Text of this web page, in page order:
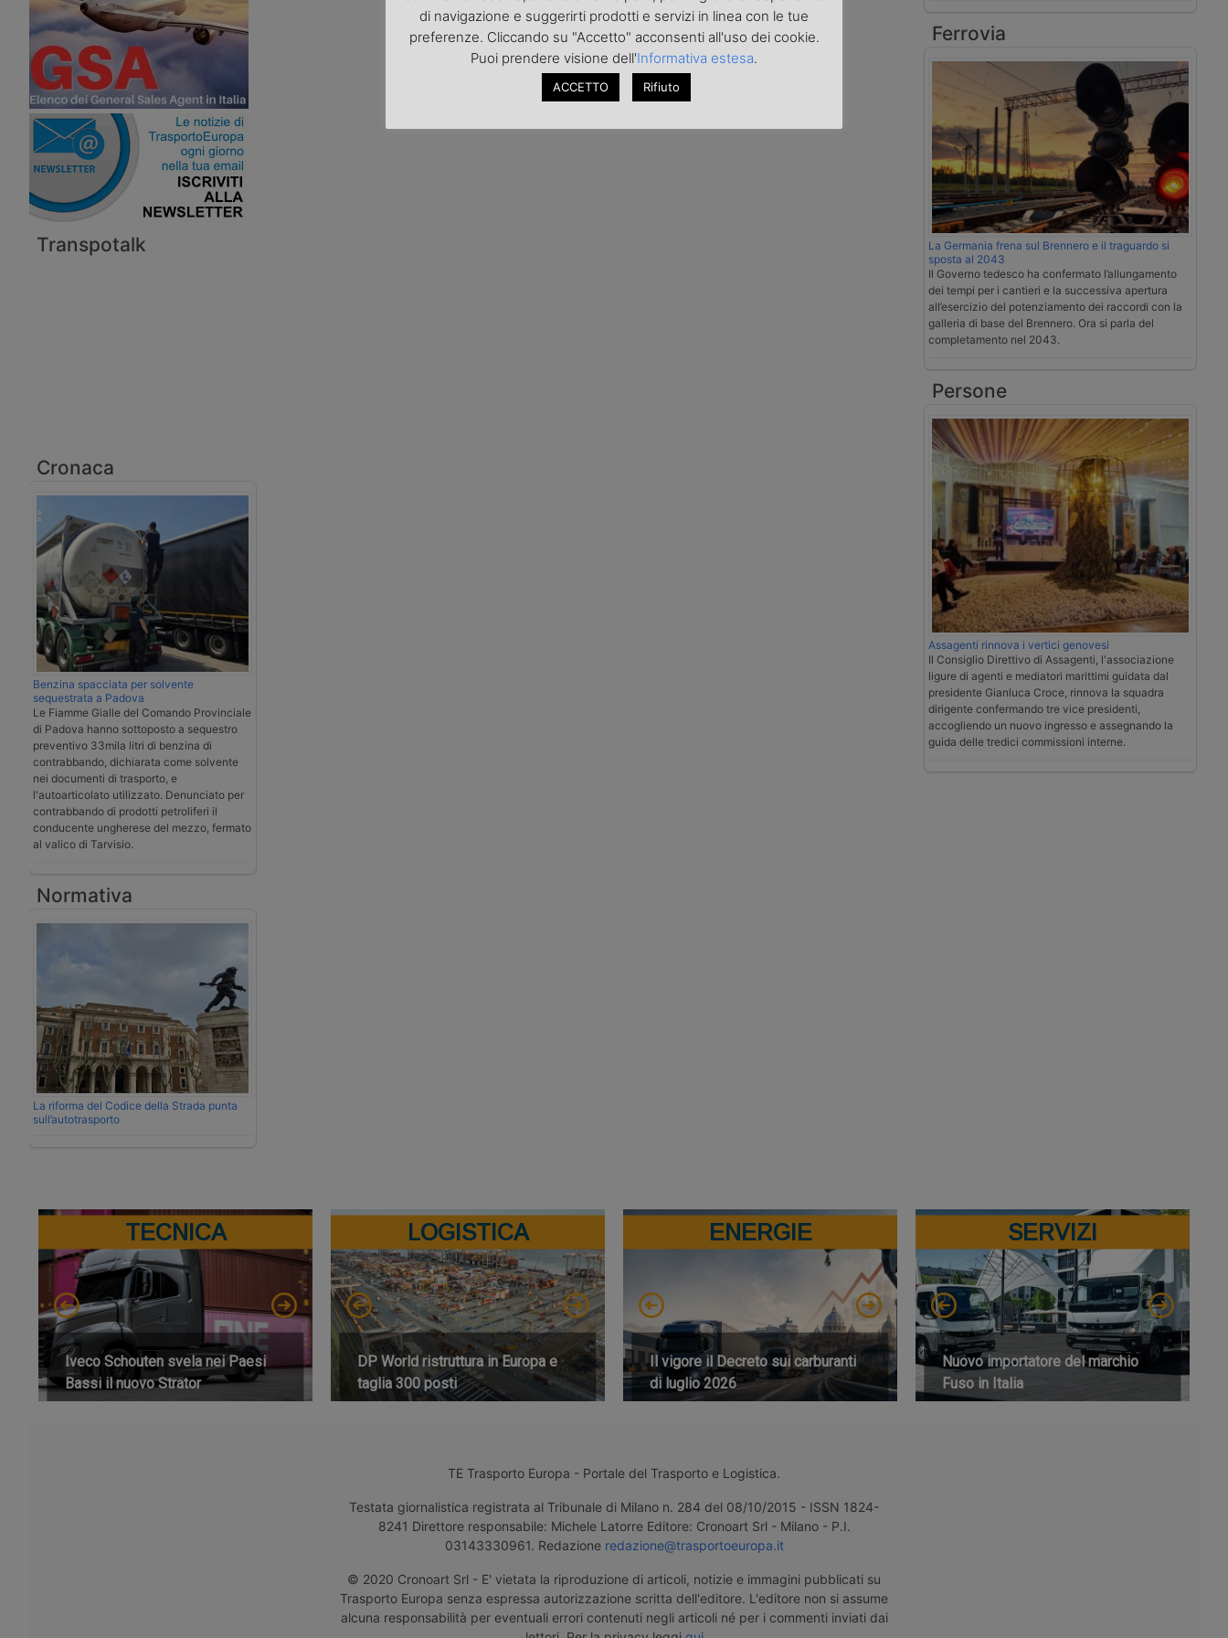
Transpotalk
Cronaca
Benzina spacciata per solvente
sequestrata a Padova
Le Fiamme Gialle del Comando Provinciale
di Padova hanno sottoposto a sequestro
preventivo 33mila litri di benzina di
contrabbando, dichiarata come solvente
nei documenti di trasporto, e
l'autoarticolato utilizzato. Denunciato per
contrabbando di prodotti petroliferi il
conducente ungherese del mezzo, fermato
al valico di Tarvisio.
Normativa
La riforma del Codice della Strada punta
sull’autotrasporto
Ferrovia
La Germania frena sul Brennero e il traguardo si
sposta al 2043
Il Governo tedesco ha confermato l’allungamento
dei tempi per i cantieri e la successiva apertura
all’esercizio del potenziamento dei raccordi con la
galleria di base del Brennero. Ora si parla del
completamento nel 2043.
Persone
Assagenti rinnova i vertici genovesi
Il Consiglio Direttivo di Assagenti, l'associazione
ligure di agenti e mediatori marittimi guidata dal
presidente Gianluca Croce, rinnova la squadra
dirigente confermando tre vice presidenti,
accogliendo un nuovo ingresso e assegnando la
guida delle tredici commissioni interne.
TECNICA
Iveco Schouten svela nei Paesi
Bassi il nuovo Strator
LOGISTICA
DP World ristruttura in Europa e
taglia 300 posti
ENERGIE
Il vigore il Decreto sui carburanti
di luglio 2026
SERVIZI
Nuovo importatore del marchio
Fuso in Italia
TE Trasporto Europa - Portale del Trasporto e Logistica.
Testata giornalistica registrata al Tribunale di Milano n. 284 del 08/10/2015 - ISSN 1824-
8241 Direttore responsabile: Michele Latorre Editore: Cronoart Srl - Milano - P.I.
03143330961. Redazione redazione@trasportoeuropa.it
© 2020 Cronoart Srl - E' vietata la riproduzione di articoli, notizie e immagini pubblicati su
Trasporto Europa senza espressa autorizzazione scritta dell'editore. L'editore non si assume
alcuna responsabilità per eventuali errori contenuti negli articoli né per i commenti inviati dai
di navigazione e suggerirti prodotti e servizi in linea con le tue
preferenze. Cliccando su "Accetto" acconsenti all'uso dei cookie.
Puoi prendere visione dell'Informativa estesa.
ACCETTO Rifiuto